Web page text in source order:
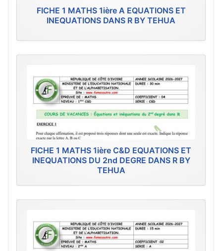
FICHE 1 MATHS 1ière A EQUATIONS ET
INEQUATIONS DANS R BY TEHUA
FICHE 1 MATHS 1ière C&D EQUATIONS ET
INEQUATIONS DU 2nd DEGRE DANS R BY
TEHUA